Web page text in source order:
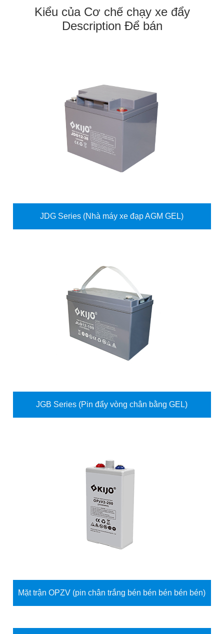
Kiểu của Cơ chế chạy xe đẩy
Description Để bán
JDG Series (Nhà máy xe đạp AGM GEL)
JGB Series (Pin đẩy vòng chân bằng GEL)
Mặt trận OPZV (pin chân trắng bén bén bén bén bén)